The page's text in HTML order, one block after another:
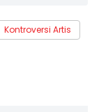
Kontroversi Artis